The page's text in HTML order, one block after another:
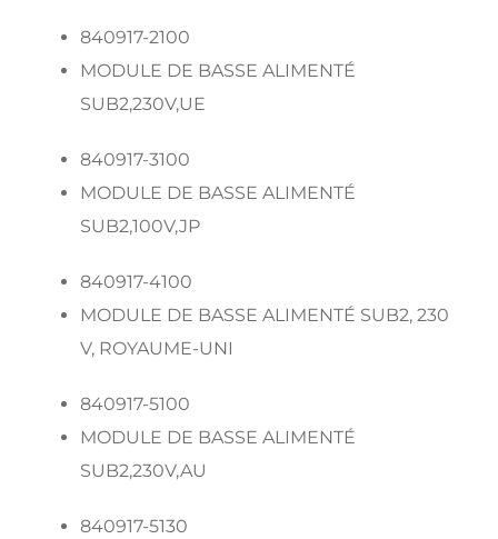
840917-2100
MODULE DE BASSE ALIMENTÉ
SUB2,230V,UE
840917-3100
MODULE DE BASSE ALIMENTÉ
SUB2,100V,JP
840917-4100
MODULE DE BASSE ALIMENTÉ SUB2, 230
V, ROYAUME-UNI
840917-5100
MODULE DE BASSE ALIMENTÉ
SUB2,230V,AU
840917-5130